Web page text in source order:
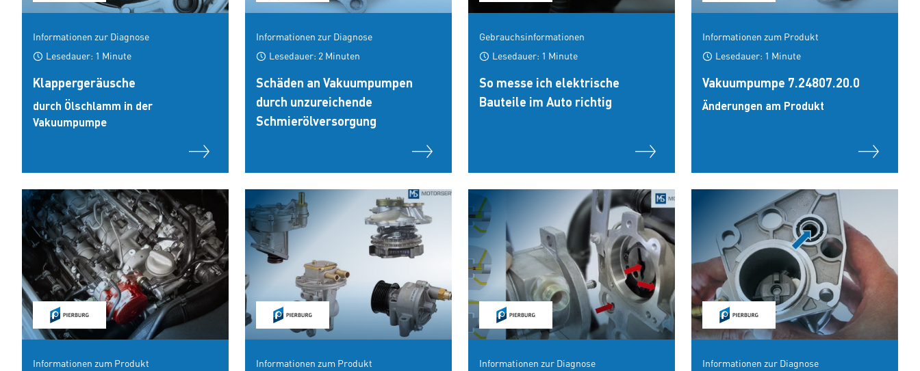
Informationen zur Diagnose
Lesedauer: 1 Minute
Klappergeräusche
durch Ölschlamm in der
Vakuumpumpe
Informationen zur Diagnose
Lesedauer: 2 Minuten
Schäden an Vakuumpumpen
durch unzureichende
Schmierölversorgung
Gebrauchsinformationen
Lesedauer: 1 Minute
So messe ich elektrische
Bauteile im Auto richtig
Informationen zum Produkt
Lesedauer: 1 Minute
Vakuumpumpe 7.24807.20.0
Änderungen am Produkt
Informationen zum Produkt
Informationen zum Produkt
Informationen zur Diagnose
Informationen zur Diagnose